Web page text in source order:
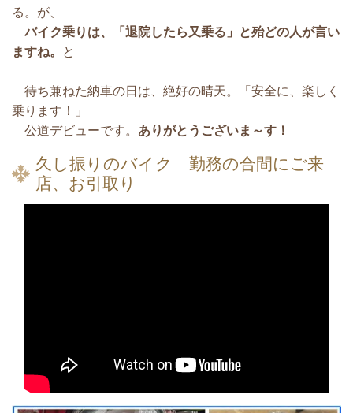
る。が、
バイク乗りは、「退院したら又乗る」と殆どの人が言い
ますね。
と
待ち兼ねた納車の日は、絶好の晴天。「安全に、楽しく
乗ります！」
公道デビューです。 ありがとうございま～す！
久し振りのバイク 勤務の合間にご来
店、お引取り